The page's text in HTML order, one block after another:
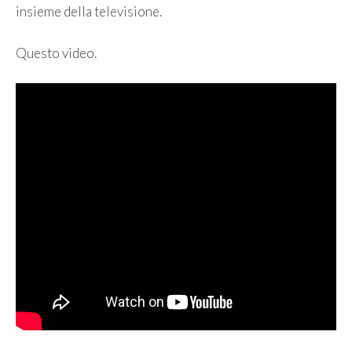
insieme della televisione.
Questo video.